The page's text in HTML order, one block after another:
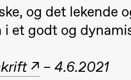
Maria Roll og
Fantasies
&
og det lekende
et godt og
– 4.6.2021